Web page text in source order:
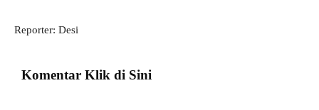
Reporter: Desi
Komentar Klik di Sini